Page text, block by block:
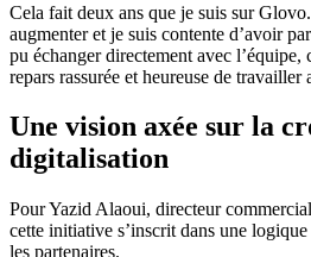
Cela fait deux ans que je suis sur
augmenter et je suis contente d’avoir
pu échanger directement avec
repars rassurée et heureuse de travailler
Une vision axée sur la
digitalisation
Pour Yazid Alaoui, directeur
cette initiative s’inscrit dans une
les partenaires.